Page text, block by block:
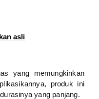
asli
yang memungkinkan
produk ini
yang panjang.